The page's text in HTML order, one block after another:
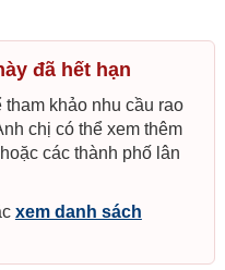
đã hết hạn
khảo nhu cầu rao
chị có thể xem thêm
các thành phố lân
xem danh sách